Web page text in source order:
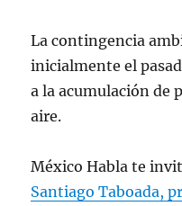
La contingencia
inicialmente el
a la acumulación de
aire.
México Habla te
Santiago Taboada,